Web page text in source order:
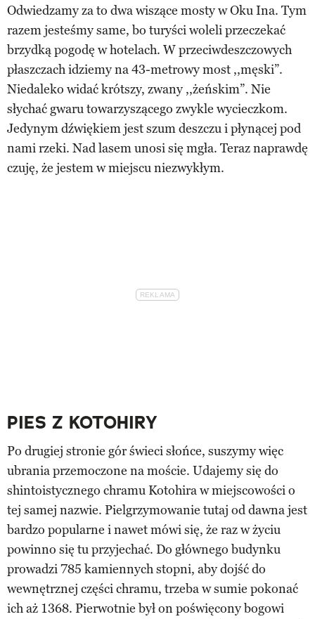
Odwiedzamy za to dwa wiszące mosty w Oku Ina. Tym
razem jesteśmy same, bo turyści woleli przeczekać
brzydką pogodę w hotelach. W przeciwdeszczowych
płaszczach idziemy na 43-metrowy most ,,męski”.
Niedaleko widać krótszy, zwany ,,żeńskim”. Nie
słychać gwaru towarzyszącego zwykle wycieczkom.
Jedynym dźwiękiem jest szum deszczu i płynącej pod
nami rzeki. Nad lasem unosi się mgła. Teraz naprawdę
czuję, że jestem w miejscu niezwykłym.
PIES Z KOTOHIRY
Po drugiej stronie gór świeci słońce, suszymy więc
ubrania przemoczone na moście. Udajemy się do
shintoistycznego chramu Kotohira w miejscowości o
tej samej nazwie. Pielgrzymowanie tutaj od dawna jest
bardzo popularne i nawet mówi się, że raz w życiu
powinno się tu przyjechać. Do głównego budynku
prowadzi 785 kamiennych stopni, aby dojść do
wewnętrznej części chramu, trzeba w sumie pokonać
ich aż 1368. Pierwotnie był on poświęcony bogowi